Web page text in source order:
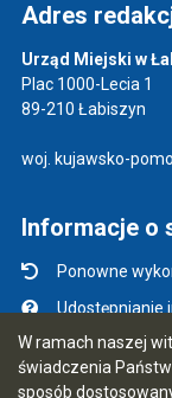
W ramach naszej
świadczenia
sposób
Adres
Urząd Miejski w
Plac 1000-Lecia 1
89-210 Łabiszyn
woj. kujawsko-
Informacje o
Ponowne
Udostępnianie
Mapa serwisu
Instrukcja